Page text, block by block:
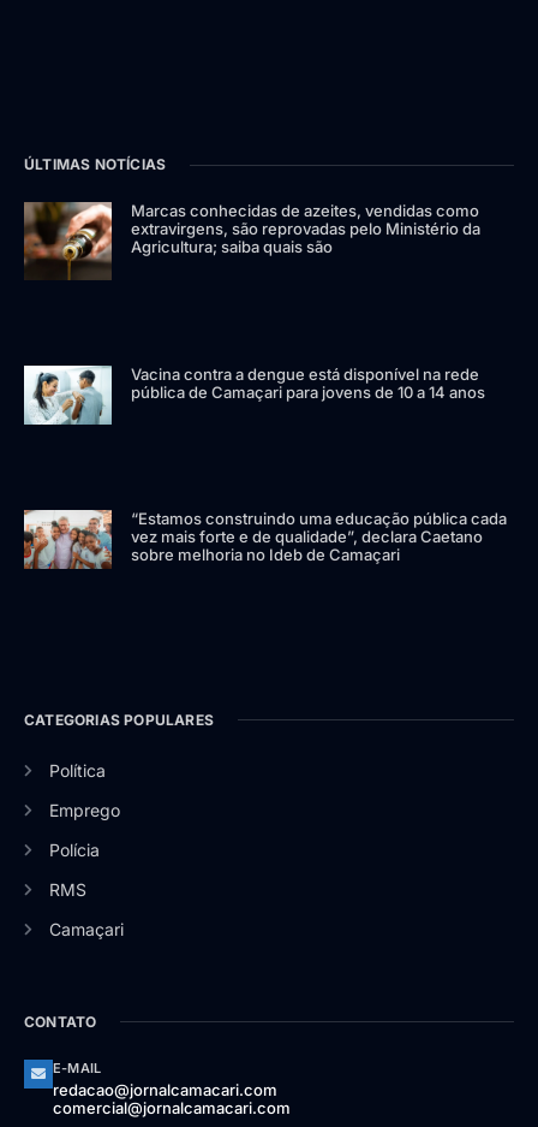
ÚLTIMAS NOTÍCIAS
Marcas conhecidas de azeites, vendidas como
extravirgens, são reprovadas pelo Ministério da
Agricultura; saiba quais são
Vacina contra a dengue está disponível na rede
pública de Camaçari para jovens de 10 a 14 anos
“Estamos construindo uma educação pública cada
vez mais forte e de qualidade”, declara Caetano
sobre melhoria no Ideb de Camaçari
CATEGORIAS POPULARES
Política
Emprego
Polícia
RMS
Camaçari
CONTATO
E-MAIL
redacao@jornalcamacari.com
comercial@jornalcamacari.com